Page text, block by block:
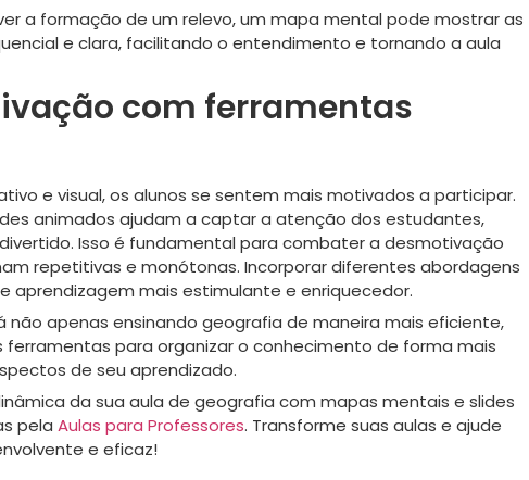
a formação de um relevo, um mapa mental pode mostrar as
e clara, facilitando o entendimento e tornando a aula
com ferramentas
e visual, os alunos se sentem mais motivados a participar.
animados ajudam a captar a atenção dos estudantes,
Isso é fundamental para combater a desmotivação
repetitivas e monótonas. Incorporar diferentes abordagens
aprendizagem mais estimulante e enriquecedor.
apenas ensinando geografia de maneira mais eficiente,
para organizar o conhecimento de forma mais
de seu aprendizado.
da sua aula de geografia com mapas mentais e slides
pela Aulas para Professores. Transforme suas aulas e ajude
e eficaz!